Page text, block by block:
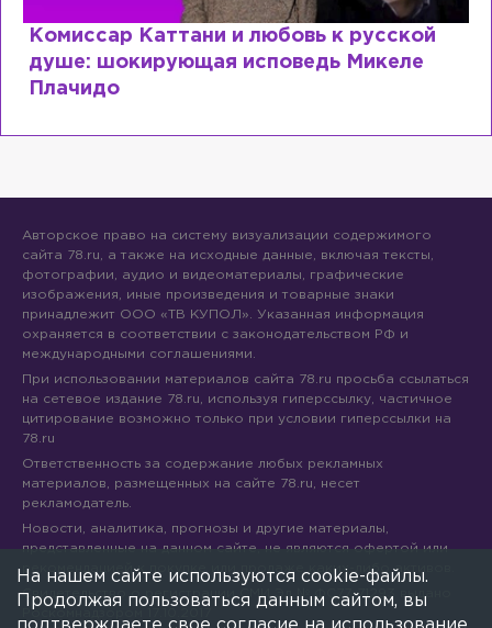
к русской
Микеле
Специалист с напрасным
почему мир разочаровался
Авторское право на систему визуализации содержимого
сайта 78.ru, а также на исходные данные, включая тексты,
фотографии, аудио и видеоматериалы, графические
изображения, иные произведения и товарные знаки
принадлежит ООО «ТВ КУПОЛ». Указанная информация
охраняется в соответствии с законодательством РФ и
международными соглашениями.
При использовании материалов сайта 78.ru просьба ссылаться
на сетевое издание 78.ru, используя гиперссылку, частичное
цитирование возможно только при условии гиперссылки на
78.ru
Ответственность за содержание любых рекламных
материалов, размещенных на сайте 78.ru, несет
рекламодатель.
Новости, аналитика, прогнозы и другие материалы,
представленные на данном сайте, не являются офертой или
рекомендацией к покупке или продаже каких-либо активов.
Свидетельство о регистрации СМИ Эл № ФС77-71293 выдано
На нашем сайте используются cookie-файлы.
Продолжая пользоваться данным сайтом, вы